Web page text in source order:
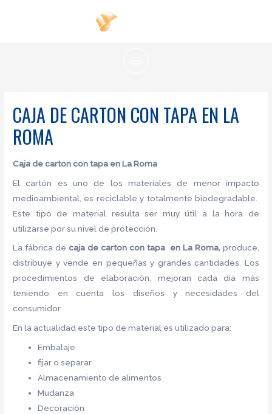
CAJA DE CARTON CON TAPA EN LA
ROMA
Caja de carton con tapa en La Roma
El cartón es uno de los materiales de menor impacto
medioambiental, es reciclable y totalmente biodegradable.
Este tipo de material resulta ser muy útil a la hora de
utilizarse por su nivel de protección.
La fábrica decaja de carton con tapa en La Roma,produce,
distribuye y vende en pequeñas y grandes cantidades. Los
procedimientos de elaboración, mejoran cada día más
teniendo en cuenta los diseños y necesidades del
consumidor.
En la actualidad este tipo de material es utilizado para:
Embalaje
fijar o separar
Almacenamiento de alimentos
Mudanza
Decoración